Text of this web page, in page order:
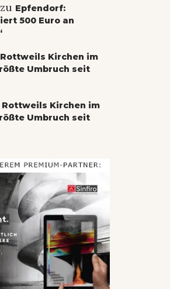
Epfendorf:
500 Euro an
Rottweils Kirchen im
Umbruch seit
Rottweils Kirchen im
Umbruch seit